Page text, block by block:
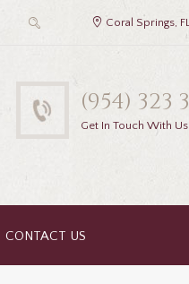
Coral Springs,
(954) 323
Get In Touch With Us
CONTACT US